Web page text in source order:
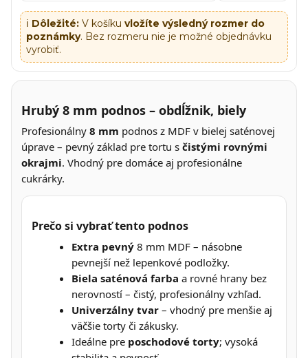
ℹ️ Dôležité: V košíku vložíte výsledný rozmer do
poznámky. Bez rozmeru nie je možné objednávku
vyrobiť.
Hrubý 8 mm podnos – obdĺžnik, biely
Profesionálny 8 mm podnos z MDF v bielej saténovej
úprave – pevný základ pre tortu s čistými rovnými
okrajmi. Vhodný pre domáce aj profesionálne
cukrárky.
Prečo si vybrať tento podnos
Extra pevný 8 mm MDF – násobne
pevnejší než lepenkové podložky.
Biela saténová farba a rovné hrany bez
nerovností – čistý, profesionálny vzhľad.
Univerzálny tvar – vhodný pre menšie aj
väčšie torty či zákusky.
Ideálne pre poschodové torty; vysoká